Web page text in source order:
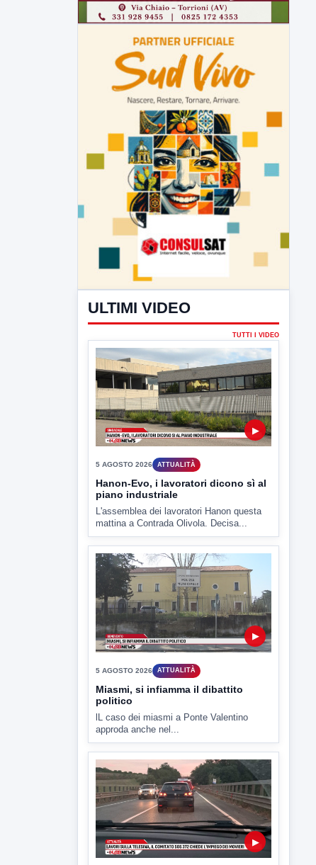
ULTIMI VIDEO
TUTTI I VIDEO
▶
5 AGOSTO 2026 ATTUALITÀ
Hanon-Evo, i lavoratori dicono sì al
piano industriale
L'assemblea dei lavoratori Hanon questa
mattina a Contrada Olivola. Decisa...
5 AGOSTO 2026 ATTUALITÀ
Miasmi, si infiamma il dibattito
politico
lL caso dei miasmi a Ponte Valentino
approda anche nel...
5 AGOSTO 2026 ATTUALITÀ
Lavori sulla Telesina il Comitato
SOS 372 chiede l'impiego dei
movieri
Code e disagi sulla Telesina a causa dei
lavori in...